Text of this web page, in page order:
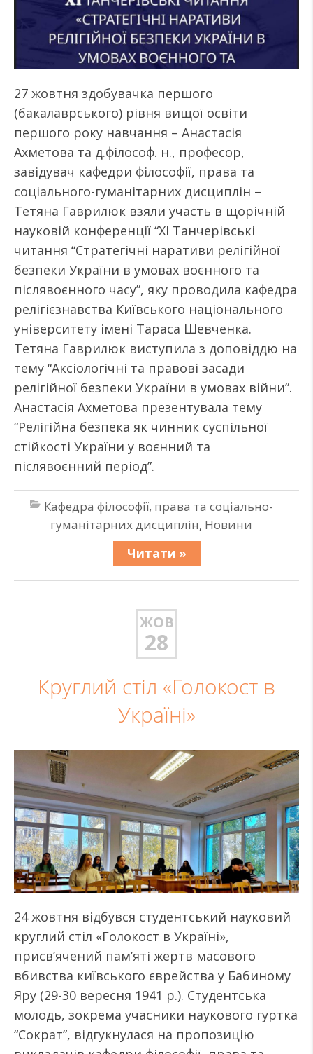
27 жовтня здобувачка першого
(бакалаврського) рівня вищої освіти
першого року навчання – Анастасія
Ахметова та д.філософ. н., професор,
завідувач кафедри філософії, права та
соціального-гуманітарних дисциплін –
Тетяна Гаврилюк взяли участь в щорічній
науковій конференції “XI Танчерівські
читання “Стратегічні наративи релігійної
безпеки України в умовах воєнного та
післявоєнного часу”, яку проводила кафедра
релігієзнавства Київського національного
університету імені Тараса Шевченка.
Тетяна Гаврилюк виступила з доповіддю на
тему “Аксіологічні та правові засади
релігійної безпеки України в умовах війни”.
Анастасія Ахметова презентувала тему
“Релігійна безпека як чинник суспільної
стійкості України у воєнний та
післявоєнний період”.
Кафедра філософії, права та соціально-
гуманітарних дисциплін, Новини
Читати »
ЖОВ
28
Круглий стіл «Голокост в
Україні»
24 жовтня відбувся студентський науковий
круглий стіл «Голокост в Україні»,
присвʼячений памʼяті жертв масового
вбивства київського єврейства у Бабиному
Яру (29-30 вересня 1941 р.). Студентська
молодь, зокрема учасники наукового гуртка
“Сократ”, відгукнулася на пропозицію